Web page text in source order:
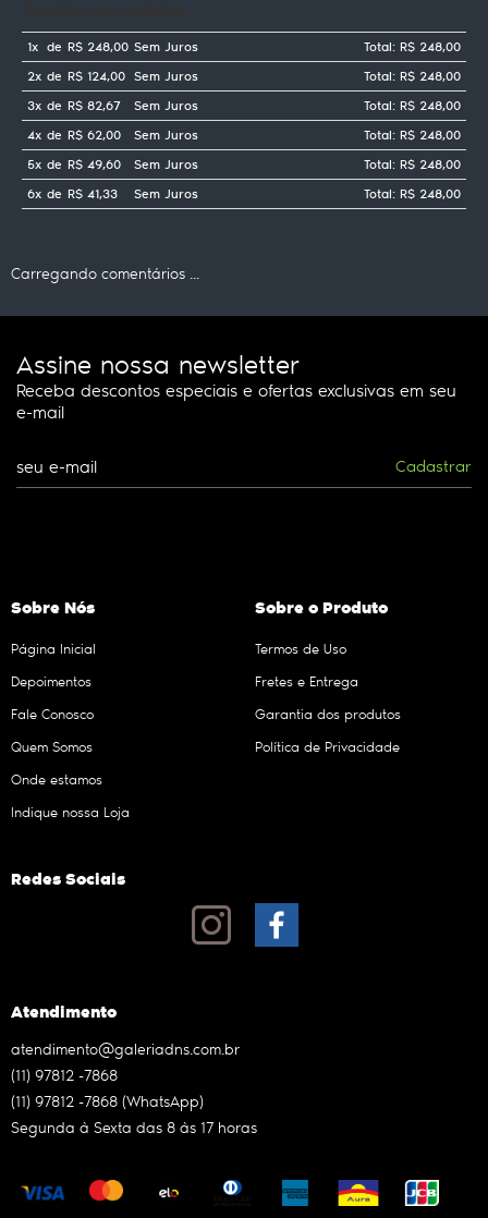
1x de R$ 248,00 Sem Juros
Total: R$ 248,00
2x de R$ 124,00 Sem Juros
Total: R$ 248,00
3x de R$ 82,67 Sem Juros
Total: R$ 248,00
4x de R$ 62,00 Sem Juros
Total: R$ 248,00
5x de R$ 49,60 Sem Juros
Total: R$ 248,00
6x de R$ 41,33 Sem Juros Total: R$ 248,00
Carregando comentários ...
Assine nossa newsletter
Receba descontos especiais e ofertas exclusivas em seu
e-mail
Cadastrar
Sobre Nós
Página Inicial
Depoimentos
Fale Conosco
Quem Somos
Onde estamos
Indique nossa Loja
Sobre o Produto
Termos de Uso
Fretes e Entrega
Garantia dos produtos
Política de Privacidade
Redes Sociais
Atendimento
(11) 97812 -7868
(11) 97812 -7868 (WhatsApp)
Segunda à Sexta das 8 às 17 horas
atendimento@galeriadns.com.br